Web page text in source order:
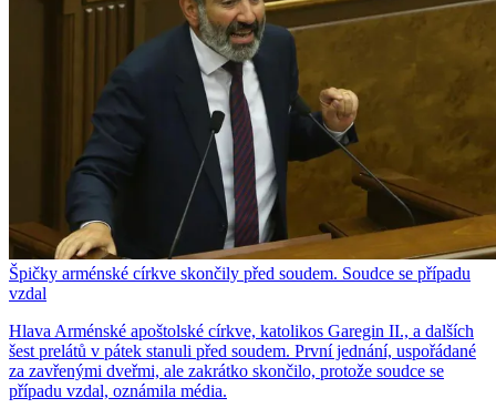
Špičky arménské církve skončily před soudem. Soudce se případu
vzdal
Hlava Arménské apoštolské církve, katolikos Garegin II., a dalších
šest prelátů v pátek stanuli před soudem. První jednání, uspořádané
za zavřenými dveřmi, ale zakrátko skončilo, protože soudce se
případu vzdal, oznámila média.